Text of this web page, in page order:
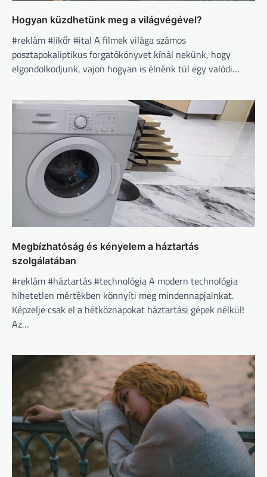
Hogyan küzdhetünk meg a világvégével?
#reklám #likőr #ital A filmek világa számos
posztapokaliptikus forgatókönyvet kínál nekünk, hogy
elgondolkodjunk, vajon hogyan is élnénk túl egy valódi…
Megbízhatóság és kényelem a háztartás
szolgálatában
#reklám #háztartás #technológia A modern technológia
hihetetlen mértékben könnyíti meg mindennapjainkat.
Képzelje csak el a hétköznapokat háztartási gépek nélkül!
Az…